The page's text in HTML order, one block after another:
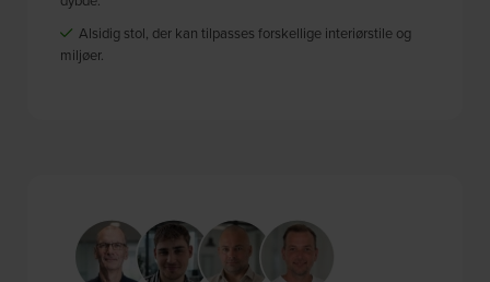
Alsidig stol, der kan tilpasses forskellige interiørstile og
miljøer.